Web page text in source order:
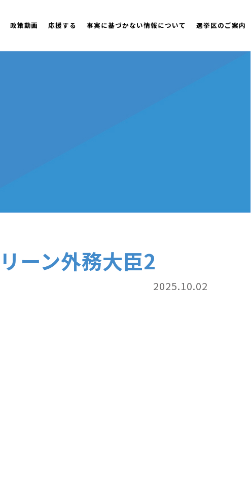
政策動画 応援する 事実に基づかない情報について 選挙区のご案内
ーン外務大臣2
2025.10.02